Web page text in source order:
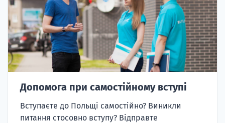
Допомога при самостійному вступі
Вступаєте до Польщі самостійно? Виникли
питання стосовно вступу? Відправте